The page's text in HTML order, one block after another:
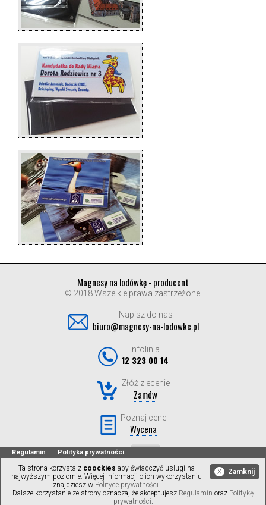
Magnesy na lodówkę - producent
© 2018 Wszelkie prawa zastrzeżone.
Napisz do nas
biuro@magnesy-na-lodowke.pl
Infolinia
12 323 00 14
Złóż zlecenie
Zamów
Poznaj cene
Wycena
Regulamin Polityka prywatności
X Zamknij
Ta strona korzysta z coockies aby świadczyć usługi na
najwyższym poziomie. Więcej informacji o ich wykorzystaniu
znajdziesz w Polityce prywatności.
Dalsze korzystanie ze strony oznacza, że akceptujesz Regulamin oraz Politykę
prywatności.